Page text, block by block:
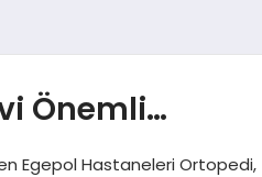
Önemli…
Egepol Hastaneleri Ortopedi,